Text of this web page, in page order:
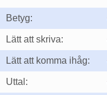
Betyg:
Lätt att skriva:
Lätt att komma ihåg:
Uttal: